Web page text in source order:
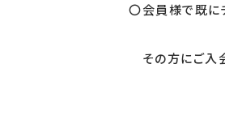
〇会員様で既に
その方にご入